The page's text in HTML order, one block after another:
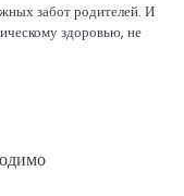
забот родителей. И
здоровью, не